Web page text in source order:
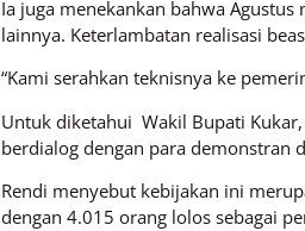
Ia juga menekankan bahwa
lainnya. Keterlambatan realisasi
“Kami serahkan teknisnya ke
Untuk diketahui Wakil Bupati
berdialog dengan para demonstran
Rendi menyebut kebijakan ini
dengan 4.015 orang lolos sebagai